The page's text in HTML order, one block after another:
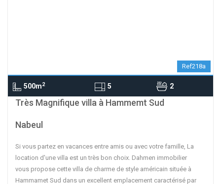
Ref218a
500m2 5
2
Leaflet
contributors
Très Magnifique villa à Hammemt Sud
Nabeul
Si vous partez en vacances entre amis ou avec votre famille, La
location d'une villa est un très bon choix. Dahmen immobilier
vous propose cette villa de charme de style américain située à
Hammamet Sud dans un excellent emplacement caractérisé par